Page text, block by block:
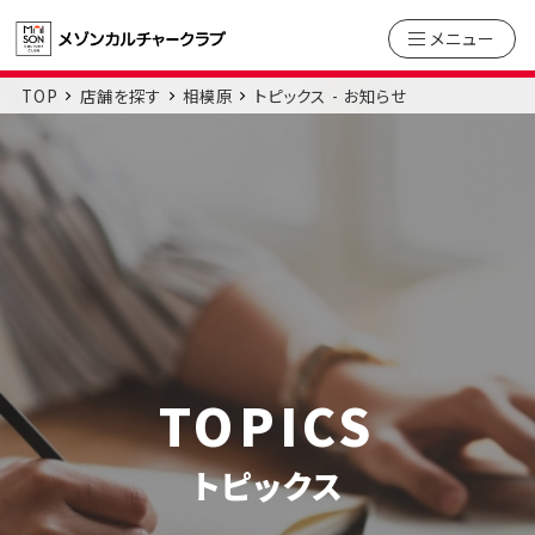
メニュー
TOPICS
トピックス
TOP 店舗を探す 相模原 トピックス - お知らせ